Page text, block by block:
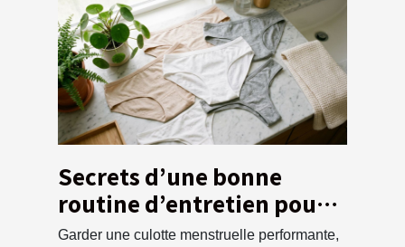
Secrets d’une bonne
routine d’entretien pour
sa culotte menstruelle
Garder une culotte menstruelle performante,